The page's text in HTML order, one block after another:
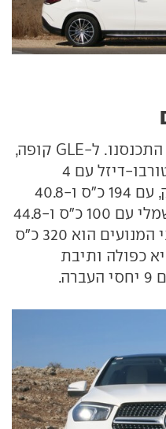
עכשיו הגענו לנושא שלשמו התכנסנו. ל-GLE קופה,
בגרסת ה-350de, יש מנוע טורבו-דיזל עם 4
צילינדרים בנפח 1,950 סמ"ק, עם 194 כ"ס ו-40.8
קג"מ, שאלו משודך מנוע חשמלי עם 100 כ"ס ו-44.8
קג"מ. הנתון המשולב של שני המנועים הוא 320 כ"ס
היא כפולה ותיבת